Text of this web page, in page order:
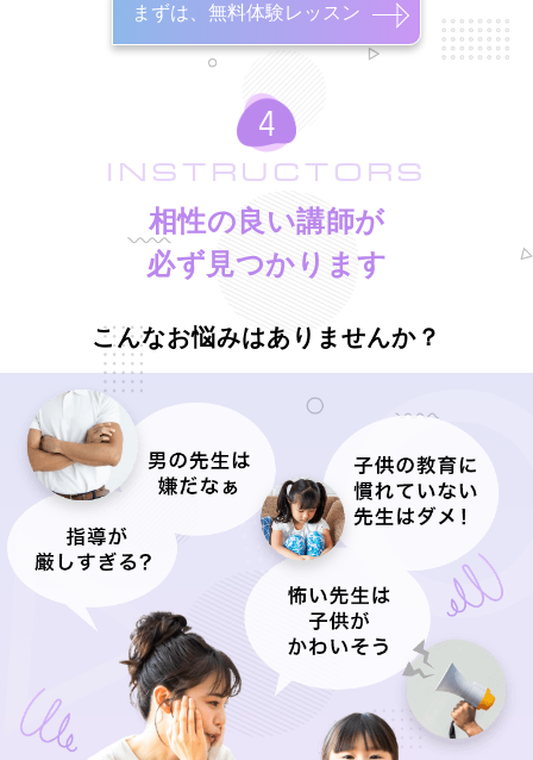
まずは、無料体験レッスン
INSTRUCTORS
相性の良い講師が
必ず見つかります
こんなお悩みはありませんか？